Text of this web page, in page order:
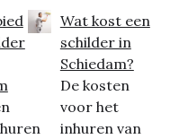
Wat kost een
schilder in
Schiedam?
De kosten
voor het
inhuren van